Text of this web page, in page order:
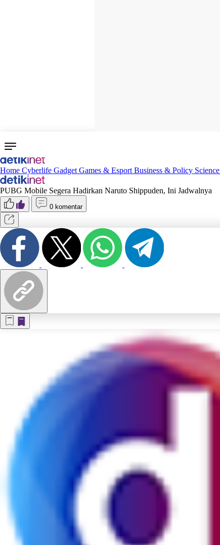
Home Cyberlife Gadget Games & Esport Business & Policy Science
PUBG Mobile Segera Hadirkan Naruto Shippuden, Ini Jadwalnya
0 komentar